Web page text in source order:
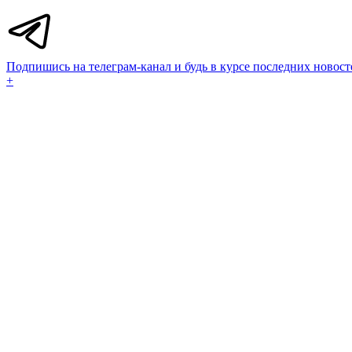
Подпишись на телеграм-канал и будь в курсе последних
+